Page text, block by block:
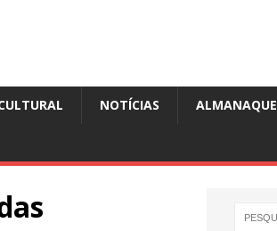
NOTÍCIAS ALMANAQUE